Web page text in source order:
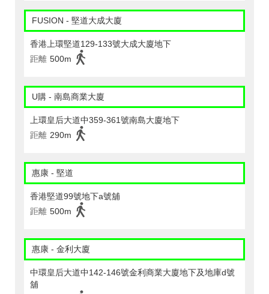
FUSION - 堅道大成大廈
香港上環堅道129-133號大成大廈地下
距離 500m
U購 - 南島商業大廈
上環皇后大道中359-361號南島大廈地下
距離 290m
惠康 - 堅道
香港堅道99號地下a號舖
距離 500m
惠康 - 金利大廈
中環皇后大道中142-146號金利商業大廈地下及地庫d號
舖